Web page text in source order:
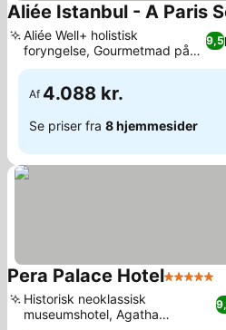
Aliée Istanbul - A Paris
9,5
Aliée Well+ holistisk
foryngelse, Gourmetmad på
Taste by Aliee
Af 4.088 kr.
Se priser fra 8 hjemmesider
Pera Palace Hotel5 Stjerner
Historisk neoklassisk
museumshotel, Agatha